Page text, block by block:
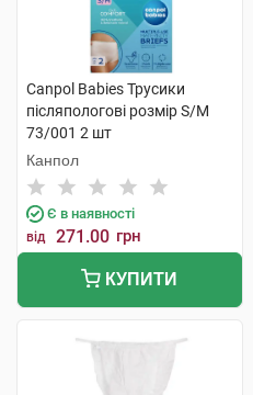
Canpol Babies Трусики
післяпологові розмір S/M
73/001 2 шт
Канпол
Є в наявності
від 271.00 грн
КУПИТИ